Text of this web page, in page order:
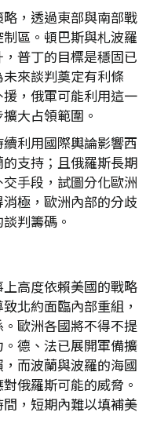
，透過東部與南部戰
區。頓巴斯與札波羅
普丁的目標是穩固已
來談判奠定有利條
，俄軍可能利用這一
大占領範圍。
利用國際輿論影響西
支持；且俄羅斯長期
手段，試圖分化歐洲
極，歐洲內部的分歧
判籌碼。
高度依賴美國的戰略
北約面臨內部重組，
歐洲各國將不得不提
德、法已展開軍備擴
而波蘭與波羅的海國
俄羅斯可能的威脅。
，短期內難以填補美